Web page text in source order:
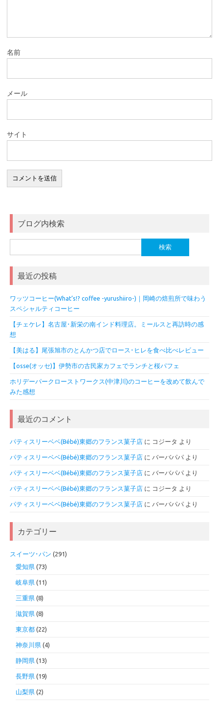
名前
メール
サイト
ブログ内検索
索:
最近の投稿
ワッツコーヒー(What’s!? coffee -yurushiiro-)｜岡崎の焙煎所で味わう
スペシャルティコーヒー
【チェケレ】名古屋･新栄の南インド料理店。ミールスと再訪時の感
想
【美はる】尾張旭市のとんかつ店でロース･ヒレを食べ比べレビュー
【osse(オッセ)】伊勢市の古民家カフェでランチと桜パフェ
ホリデーパークローストワークス(中津川)のコーヒーを改めて飲んで
みた感想
最近のコメント
パティスリーベベ(Bébé)東郷のフランス菓子店 に コジータ より
パティスリーベベ(Bébé)東郷のフランス菓子店 に バーバパパ より
パティスリーベベ(Bébé)東郷のフランス菓子店 に バーバパパ より
パティスリーベベ(Bébé)東郷のフランス菓子店 に コジータ より
パティスリーベベ(Bébé)東郷のフランス菓子店 に バーバパパ より
カテゴリー
スイーツ･パン (291)
愛知県 (73)
岐阜県 (11)
三重県 (8)
滋賀県 (8)
東京都 (22)
神奈川県 (4)
静岡県 (13)
長野県 (19)
山梨県 (2)